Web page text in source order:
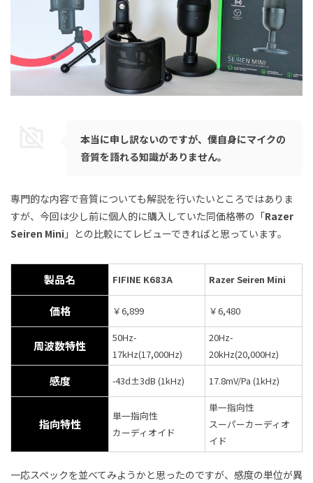
本当に申し訳ないのですが、僕自身にマイクの
音質を語れる知識がありません。
専門的な内容で音質についても解説を行いたいところではありま
すが、今回は少し前に個人的に購入していた同価格帯の「Razer
Seiren Mini 」との比較にてレビューできればと思っています。
製品名 FIFINE K683A Razer Seiren Mini
価格 ￥6,899 ￥6,480
周波数特性
50Hz-
17kHz(17,000Hz)
20Hz-
20kHz(20,000Hz)
感度 -43d±3dB (1kHz) 17.8mV/Pa (1kHz)
指向特性
単一指向性
カーディオイド
単一指向性
スーパーカーディオ
イド
一応スペックを並べてみようかと思ったのですが、感度の単位が異